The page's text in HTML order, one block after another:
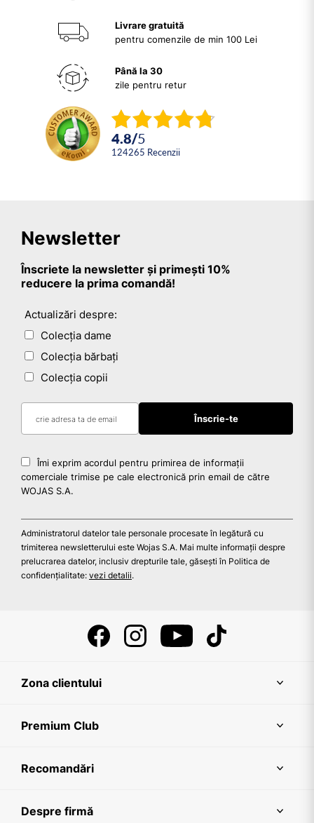
Livrare gratuită
pentru comenzile de min 100 Lei
Până la 30
zile pentru retur
4.8/5
124265 Recenzii
Newsletter
Înscriete la newsletter și primești 10%
reducere la prima comandă!
Actualizări despre:
Colecția dame
Colecția bărbați
Colecția copii
Îmi exprim acordul pentru primirea de informații
comerciale trimise pe cale electronică prin email de către
WOJAS S.A.
Administratorul datelor tale personale procesate în legătură cu
trimiterea newsletterului este Wojas S.A. Mai multe informații despre
prelucrarea datelor, inclusiv drepturile tale, găsești în Politica de
confidențialitate: vezi detalii.
Zona clientului
Premium Club
Recomandări
Despre firmă